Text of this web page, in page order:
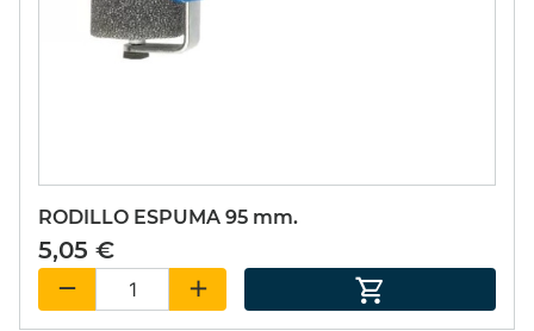
250,75 €
SET PIÑATA 9
EXCITER 15ml.
49,55 € (15%)
42,12 €
RODILLO ESPUMA 95 mm.
5,05 €